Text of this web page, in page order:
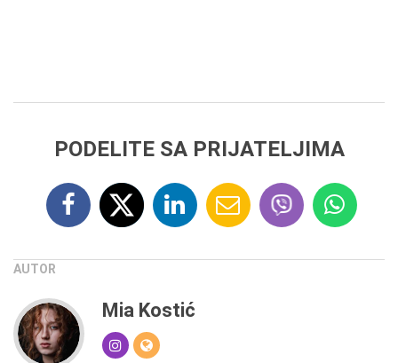
PODELITE SA PRIJATELJIMA
AUTOR
Mia Kostić